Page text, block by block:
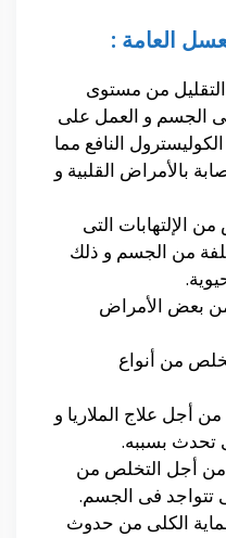
العامة :
من مستوى
الجسم و العمل على
النافع مما
بالأمراض القلبية و
الإلتهابات التى
من الجسم و ذلك
بعض الأمراض
من أنواع
أجل علاج الملاريا و
تحدث بسببه.
من أجل التخلص من
تتواجد فى الجسم.
الكلى من حدوث